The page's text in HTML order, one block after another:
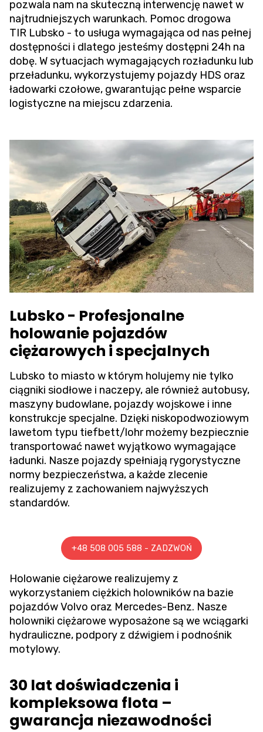
pozwala nam na skuteczną interwencję nawet w
najtrudniejszych warunkach. Pomoc drogowa
TIR Lubsko - to usługa wymagająca od nas pełnej
dostępności i dlatego jesteśmy dostępni 24h na
dobę. W sytuacjach wymagających rozładunku lub
przeładunku, wykorzystujemy pojazdy HDS oraz
ładowarki czołowe, gwarantując pełne wsparcie
logistyczne na miejscu zdarzenia.
Lubsko - Profesjonalne
holowanie pojazdów
ciężarowych i specjalnych
Lubsko to miasto w którym holujemy nie tylko
ciągniki siodłowe i naczepy, ale również autobusy,
maszyny budowlane, pojazdy wojskowe i inne
konstrukcje specjalne. Dzięki niskopodwoziowym
lawetom typu tiefbett/lohr możemy bezpiecznie
transportować nawet wyjątkowo wymagające
ładunki. Nasze pojazdy spełniają rygorystyczne
normy bezpieczeństwa, a każde zlecenie
realizujemy z zachowaniem najwyższych
standardów.
+48 508 005 588 - ZADZWOŃ
Holowanie ciężarowe realizujemy z
wykorzystaniem ciężkich holowników na bazie
pojazdów Volvo oraz Mercedes-Benz. Nasze
holowniki ciężarowe wyposażone są we wciągarki
hydrauliczne, podpory z dźwigiem i podnośnik
motylowy.
30 lat doświadczenia i
kompleksowa flota –
gwarancja niezawodności